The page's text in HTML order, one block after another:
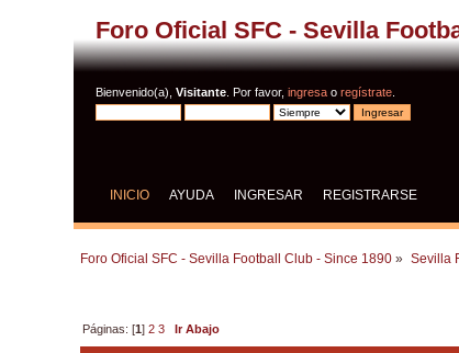
Foro Oficial SFC - Sevilla
Bienvenido(a),Visitante . Por favor,ingresa oregístrate
INICIO AYUDA INGRESAR REGISTRARSE
Foro Oficial SFC - Sevilla Football Club - Since 1890 » Sevilla
Páginas: [1]2 3 Ir Abajo